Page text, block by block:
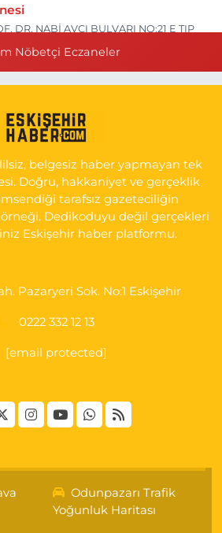
DR. NABİ AVCI BULVARI NO:21 E TIP
ÖZAYDIN CD.8 B ESKİ DEVLET
Yol Tarifi Al
Nöbetçi Eczaneler
belgesiz haber yapmayan tek
Doğru, hakkaniyet ve gerçeklik
tarafsız gazeteciliğin
Dedikoduyu değil gerçekleri
Eskişehir haber platformu.
Pazaryeri Sok. No:1 Eskişehir
0222 332 12 13
[email protected]
Odunpazarı Trafik
Yoğunluk Haritası